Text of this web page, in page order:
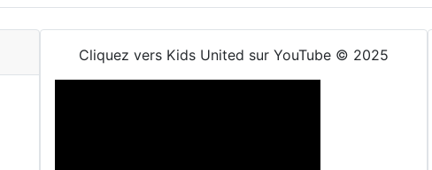
Cliquez vers Kids United sur YouTube © 2025